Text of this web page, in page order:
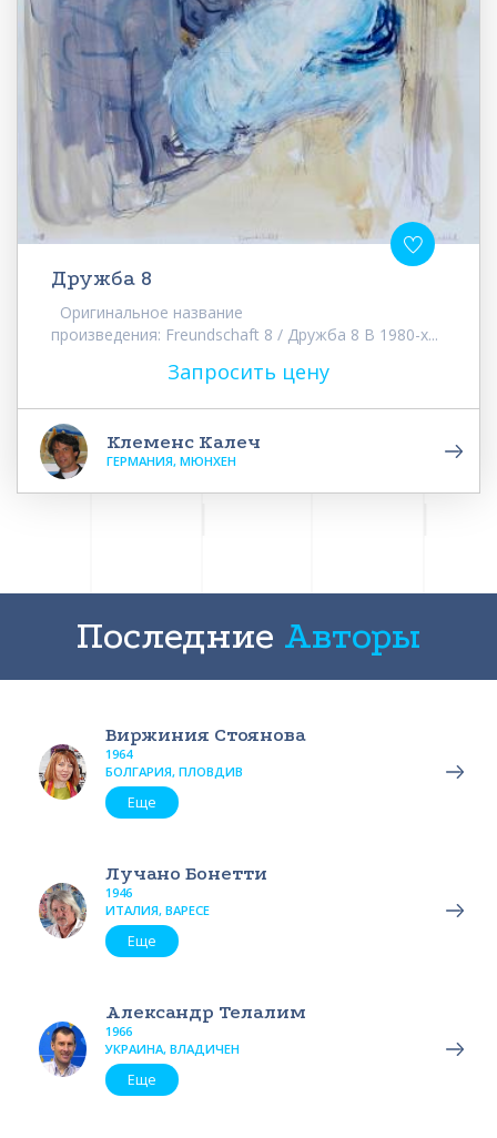
Дружба 8
Оригинальное название
произведения: Freundschaft 8 / Дружба 8 В 1980-х...
Запросить цену
Клеменс Калеч
ГЕРМАНИЯ, МЮНХЕН
Последние Авторы
Виржиния Стоянова
1964
БОЛГАРИЯ, ПЛОВДИВ
Еще
Лучано Бонетти
1946
ИТАЛИЯ, ВАРЕСЕ
Еще
Александр Телалим
1966
УКРАИНА, ВЛАДИЧЕН
Еще